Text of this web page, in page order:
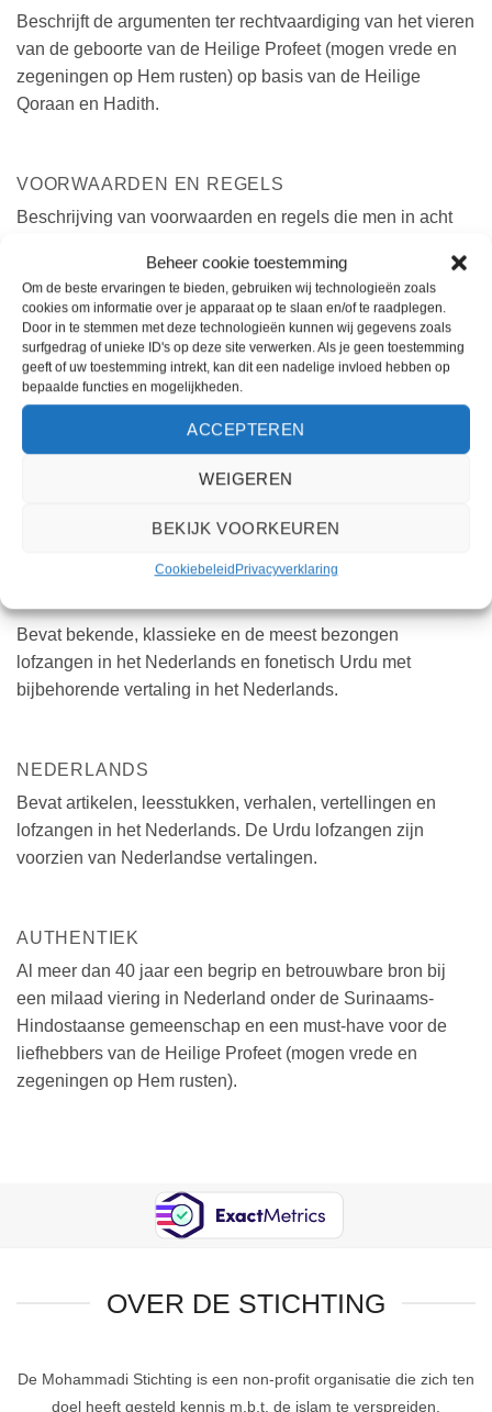
Beheer cookie toestemming
Om de beste ervaringen te bieden, gebruiken wij technologieën zoals
cookies om informatie over je apparaat op te slaan en/of te raadplegen.
Door in te stemmen met deze technologieën kunnen wij gegevens zoals
surfgedrag of unieke ID's op deze site verwerken. Als je geen toestemming
geeft of uw toestemming intrekt, kan dit een nadelige invloed hebben op
bepaalde functies en mogelijkheden.
ACCEPTEREN
WEIGEREN
BEKIJK VOORKEUREN
CookiebeleidPrivacyverklaring
Beschrijft de argumenten ter rechtvaardiging van het vieren
van de geboorte van de Heilige Profeet (mogen vrede en
zegeningen op Hem rusten) op basis van de Heilige
Qoraan en Hadith.
VOORWAARDEN EN REGELS
Beschrijving van voorwaarden en regels die men in acht
VERHALEN EN VERTELLINGEN
Bevat verhalen en vertellingen met betrekking tot de
milaad viering waardoor de kennis hieromtrent wordt
vergroot, de liefde voor de Heilige Profeet (mogen vrede en
Bevat bekende, klassieke en de meest bezongen
lofzangen in het Nederlands en fonetisch Urdu met
bijbehorende vertaling in het Nederlands.
NEDERLANDS
Bevat artikelen, leesstukken, verhalen, vertellingen en
lofzangen in het Nederlands. De Urdu lofzangen zijn
voorzien van Nederlandse vertalingen.
AUTHENTIEK
Al meer dan 40 jaar een begrip en betrouwbare bron bij
een milaad viering in Nederland onder de Surinaams-
Hindostaanse gemeenschap en een must-have voor de
liefhebbers van de Heilige Profeet (mogen vrede en
zegeningen op Hem rusten).
OVER DE STICHTING
De Mohammadi Stichting is een non-profit organisatie die zich ten
doel heeft gesteld kennis m.b.t. de islam te verspreiden.